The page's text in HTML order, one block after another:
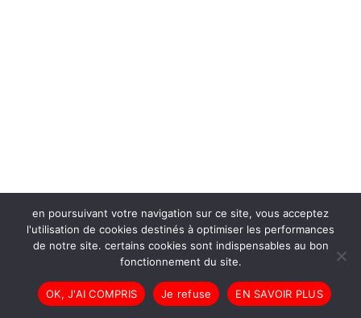
en poursuivant votre navigation sur ce site, vous acceptez
l'utilisation de cookies destinés à optimiser les performances
de notre site. certains cookies sont indispensables au bon
fonctionnement du site.
OK, J'AI COMPRIS Je refuse EN SAVOIR PLUS